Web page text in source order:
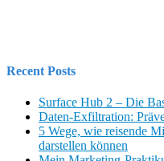
Recent Posts
Surface Hub 2 – Die
Daten-Exfiltration:
5 Wege, wie reisende
darstellen können